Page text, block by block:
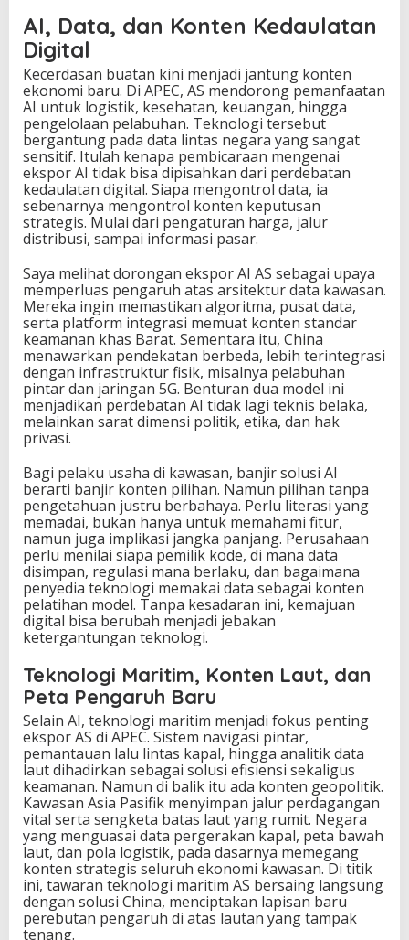
AI, Data, dan Konten Kedaulatan
Digital
Kecerdasan buatan kini menjadi jantung konten
ekonomi baru. Di APEC, AS mendorong pemanfaatan
AI untuk logistik, kesehatan, keuangan, hingga
pengelolaan pelabuhan. Teknologi tersebut
bergantung pada data lintas negara yang sangat
sensitif. Itulah kenapa pembicaraan mengenai
ekspor AI tidak bisa dipisahkan dari perdebatan
kedaulatan digital. Siapa mengontrol data, ia
sebenarnya mengontrol konten keputusan
strategis. Mulai dari pengaturan harga, jalur
distribusi, sampai informasi pasar.
Saya melihat dorongan ekspor AI AS sebagai upaya
memperluas pengaruh atas arsitektur data kawasan.
Mereka ingin memastikan algoritma, pusat data,
serta platform integrasi memuat konten standar
keamanan khas Barat. Sementara itu, China
menawarkan pendekatan berbeda, lebih terintegrasi
dengan infrastruktur fisik, misalnya pelabuhan
pintar dan jaringan 5G. Benturan dua model ini
menjadikan perdebatan AI tidak lagi teknis belaka,
melainkan sarat dimensi politik, etika, dan hak
privasi.
Bagi pelaku usaha di kawasan, banjir solusi AI
berarti banjir konten pilihan. Namun pilihan tanpa
pengetahuan justru berbahaya. Perlu literasi yang
memadai, bukan hanya untuk memahami fitur,
namun juga implikasi jangka panjang. Perusahaan
perlu menilai siapa pemilik kode, di mana data
disimpan, regulasi mana berlaku, dan bagaimana
penyedia teknologi memakai data sebagai konten
pelatihan model. Tanpa kesadaran ini, kemajuan
digital bisa berubah menjadi jebakan
ketergantungan teknologi.
Teknologi Maritim, Konten Laut, dan
Peta Pengaruh Baru
Selain AI, teknologi maritim menjadi fokus penting
ekspor AS di APEC. Sistem navigasi pintar,
pemantauan lalu lintas kapal, hingga analitik data
laut dihadirkan sebagai solusi efisiensi sekaligus
keamanan. Namun di balik itu ada konten geopolitik.
Kawasan Asia Pasifik menyimpan jalur perdagangan
vital serta sengketa batas laut yang rumit. Negara
yang menguasai data pergerakan kapal, peta bawah
laut, dan pola logistik, pada dasarnya memegang
konten strategis seluruh ekonomi kawasan. Di titik
ini, tawaran teknologi maritim AS bersaing langsung
dengan solusi China, menciptakan lapisan baru
perebutan pengaruh di atas lautan yang tampak
tenang.